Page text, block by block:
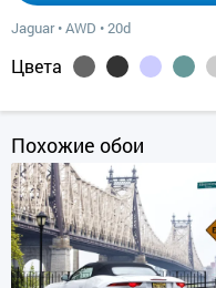
Jaguar•AWD •20d
Цвета
Похожие обои